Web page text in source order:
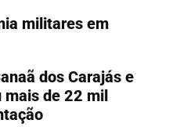
militares em
dos Carajás e
mais de 22 mil